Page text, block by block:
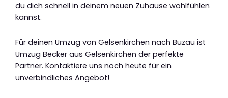
du dich schnell in deinem neuen Zuhause wohlfühlen
kannst.
Für deinen Umzug von Gelsenkirchen nach Buzau ist
Umzug Becker aus Gelsenkirchen der perfekte
Partner. Kontaktiere uns noch heute für ein
unverbindliches Angebot!